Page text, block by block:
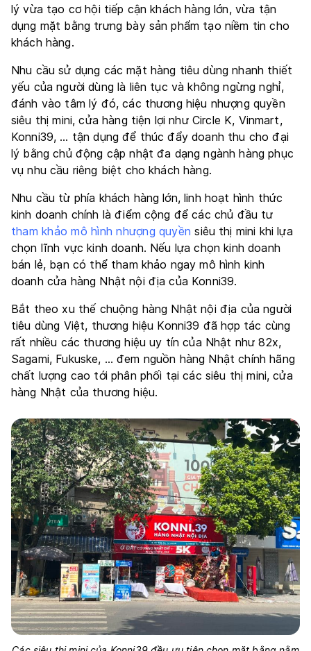
lý vừa tạo cơ hội tiếp cận khách hàng lớn, vừa tận
dụng mặt bằng trưng bày sản phẩm tạo niềm tin cho
khách hàng.
Nhu cầu sử dụng các mặt hàng tiêu dùng nhanh thiết
yếu của người dùng là liên tục và không ngừng nghỉ,
đánh vào tâm lý đó, các thương hiệu nhượng quyền
siêu thị mini, cửa hàng tiện lợi như Circle K, Vinmart,
Konni39, … tận dụng để thúc đẩy doanh thu cho đại
lý bằng chủ động cập nhật đa dạng ngành hàng phục
vụ nhu cầu riêng biệt cho khách hàng.
Nhu cầu từ phía khách hàng lớn, linh hoạt hình thức
kinh doanh chính là điểm cộng để các chủ đầu tư
tham khảo mô hình nhượng quyền siêu thị mini khi lựa
chọn lĩnh vực kinh doanh. Nếu lựa chọn kinh doanh
bán lẻ, bạn có thể tham khảo ngay mô hình kinh
doanh cửa hàng Nhật nội địa của Konni39.
Bắt theo xu thế chuộng hàng Nhật nội địa của người
tiêu dùng Việt, thương hiệu Konni39 đã hợp tác cùng
rất nhiều các thương hiệu uy tín của Nhật như 82x,
Sagami, Fukuske, … đem nguồn hàng Nhật chính hãng
chất lượng cao tới phân phối tại các siêu thị mini, cửa
hàng Nhật của thương hiệu.